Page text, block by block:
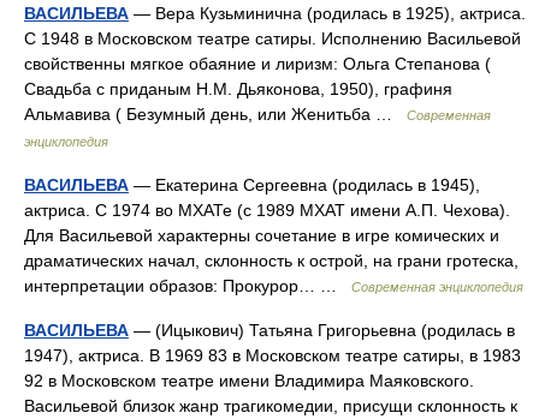
ВАСИЛЬЕВА — Вера Кузьминична (родилась в 1925), актриса.
С 1948 в Московском театре сатиры. Исполнению Васильевой
свойственны мягкое обаяние и лиризм: Ольга Степанова (
Свадьба с приданым Н.М. Дьяконова, 1950), графиня
Альмавива ( Безумный день, или Женитьба …
Современная
энциклопедия
ВАСИЛЬЕВА — Екатерина Сергеевна (родилась в 1945),
актриса. С 1974 во МХАТе (с 1989 МХАТ имени А.П. Чехова).
Для Васильевой характерны сочетание в игре комических и
драматических начал, склонность к острой, на грани гротеска,
интерпретации образов: Прокурор… …
Современная энциклопедия
ВАСИЛЬЕВА — (Ицыкович) Татьяна Григорьевна (родилась в
1947), актриса. В 1969 83 в Московском театре сатиры, в 1983
92 в Московском театре имени Владимира Маяковского.
Васильевой близок жанр трагикомедии, присущи склонность к